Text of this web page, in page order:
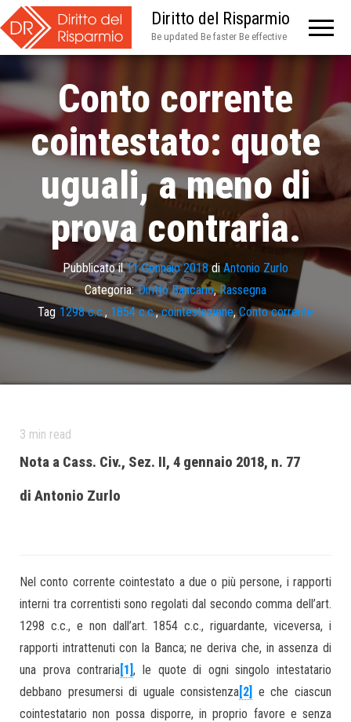
Diritto del Risparmio
Be updated Be faster Be effective
Conto corrente
cointestato: quote
uguali, a meno di
prova contraria.
Pubblicato il11 Gennaio 2018di Antonio Zurlo
Categoria: Diritto Bancario,Rassegna
Tag 1298 c.c., 1854 c.c.,cointestazione,Conto corrente
3 min read
Nota a Cass. Civ., Sez. II, 4 gennaio 2018, n. 77
di Antonio Zurlo
Nel conto corrente cointestato a due o più persone, i rapporti
interni tra correntisti sono regolati dal secondo comma dell’art.
1298 c.c., e non dall’art. 1854 c.c., riguardante, viceversa, i
rapporti intrattenuti con la Banca; ne deriva che, in assenza di
una prova contraria[1], le quote di ogni singolo intestatario
debbano presumersi di uguale consistenza[2] e che ciascun
cointestatario non possa disporre, in proprio favore e senza